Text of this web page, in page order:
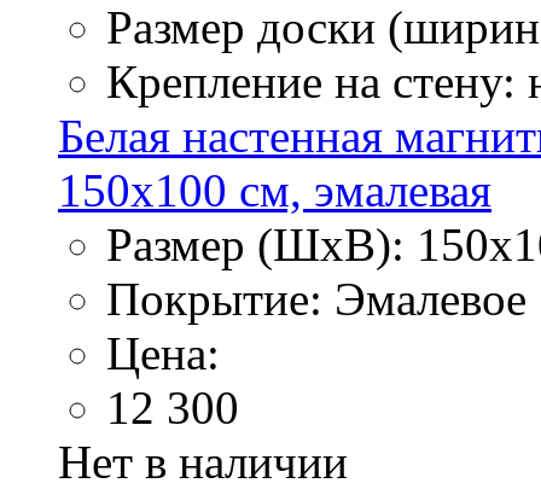
Размер доски
Крепление на стену:
Белая настенная
150х100 см, эмалевая
Размер (ШхВ):
Покрытие: Эмалевое
Цена:
12 300
Нет в наличии